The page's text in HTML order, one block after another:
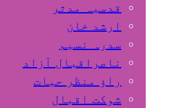
قدسیہ مدثر
ارشد خان
سدرہ نسیم
ناصراقبال آزاد
راؤ منظر حیات
شوکت اقبال